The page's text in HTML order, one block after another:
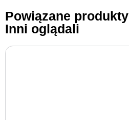
Powiązane produkty
Inni oglądali